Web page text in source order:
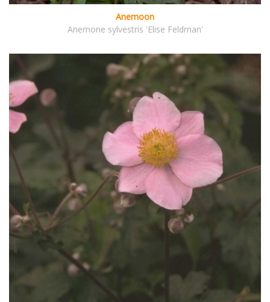
Anemoon
Anemone sylvestris 'Elise Feldman'